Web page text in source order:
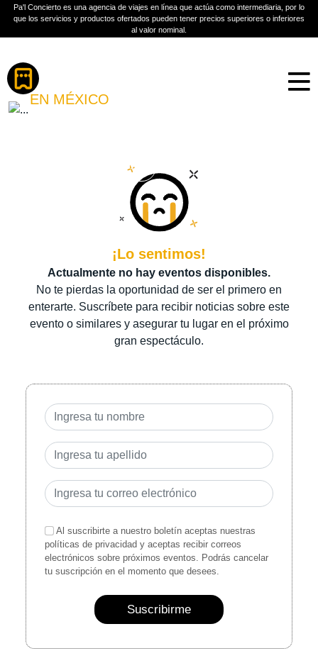
Pa'l Concierto es una agencia de viajes en línea que actúa como intermediaria, por lo
que los servicios y productos ofertados pueden tener precios superiores o inferiores
al valor nominal.
THE HEART KILLERS
EN MÉXICO
Más información
¡Lo sentimos!
Actualmente no hay eventos disponibles.
No te pierdas la oportunidad de ser el primero en
enterarte. Suscríbete para recibir noticias sobre este
evento o similares y asegurar tu lugar en el próximo
gran espectáculo.
Al suscribirte a nuestro boletín aceptas nuestras
políticas de privacidad y aceptas recibir correos
electrónicos sobre próximos eventos. Podrás cancelar
tu suscripción en el momento que desees.
Suscribirme